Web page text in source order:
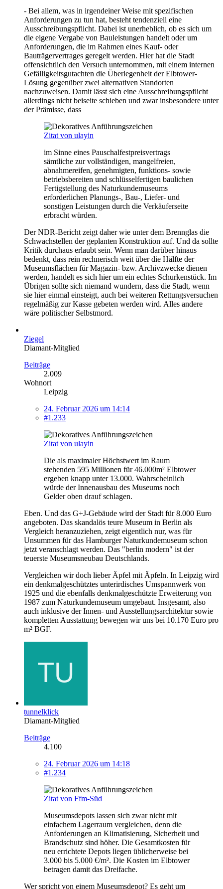
- Bei allem, was in irgendeiner Weise mit spezifischen
Anforderungen zu tun hat, besteht tendenziell eine
Ausschreibungspflicht. Dabei ist unerheblich, ob es sich um
die eigene Vergabe von Bauleistungen handelt oder um
Anforderungen, die im Rahmen eines Kauf- oder
Bauträgervertrages geregelt werden. Hier hat die Stadt
offensichtlich den Versuch unternommen, mit einem internen
Gefälligkeitsgutachten die Überlegenheit der Elbtower-
Lösung gegenüber zwei alternativen Standorten
nachzuweisen. Damit lässt sich eine Ausschreibungspflicht
allerdings nicht beiseite schieben und zwar insbesondere unter
der Prämisse, dass
Zitat von ulayin
im Sinne eines Pauschalfestpreisvertrags
sämtliche zur vollständigen, mangelfreien,
abnahmereifen, genehmigten, funktions- sowie
betriebsbereiten und schlüsselfertigen baulichen
Fertigstellung des Naturkundemuseums
erforderlichen Planungs-, Bau-, Liefer- und
sonstigen Leistungen durch die Verkäuferseite
erbracht würden.
Der NDR-Bericht zeigt daher wie unter dem Brennglas die
Schwachstellen der geplanten Konstruktion auf. Und da sollte
Kritik durchaus erlaubt sein. Wenn man darüber hinaus
bedenkt, dass rein rechnerisch weit über die Hälfte der
Museumsflächen für Magazin- bzw. Archivzwecke dienen
werden, handelt es sich hier um ein echtes Schurkenstück. Im
Übrigen sollte sich niemand wundern, dass die Stadt, wenn
sie hier einmal einsteigt, auch bei weiteren Rettungsversuchen
regelmäßig zur Kasse gebeten werden wird. Alles andere
wäre politischer Selbstmord.
Ziegel
Diamant-Mitglied
Beiträge
2.009
Wohnort
Leipzig
24. Februar 2026 um 14:14
#1.233
Zitat von ulayin
Die als maximaler Höchstwert im Raum
stehenden 595 Millionen für 46.000m² Elbtower
ergeben knapp unter 13.000. Wahrscheinlich
würde der Innenausbau des Museums noch
Gelder oben drauf schlagen.
Eben. Und das G+J-Gebäude wird der Stadt für 8.000 Euro
angeboten. Das skandalös teure Museum in Berlin als
Vergleich heranzuziehen, zeigt eigentlich nur, was für
Unsummen für das Hamburger Naturkundemuseum schon
jetzt veranschlagt werden. Das "berlin modern" ist der
teuerste Museumsneubau Deutschlands.
Vergleichen wir doch lieber Äpfel mit Äpfeln. In Leipzig wird
ein denkmalgeschütztes unterirdisches Umspannwerk von
1925 und die ebenfalls denkmalgeschützte Erweiterung von
1987 zum Naturkundemuseum umgebaut. Insgesamt, also
auch inklusive der Innen- und Ausstellungsarchitektur sowie
kompletten Ausstattung bewegen wir uns bei 10.170 Euro pro
m² BGF.
tunnelklick
Diamant-Mitglied
Beiträge
4.100
24. Februar 2026 um 14:18
#1.234
Zitat von Ffm-Süd
Museumsdepots lassen sich zwar nicht mit
einfachem Lagerraum vergleichen, denn die
Anforderungen an Klimatisierung, Sicherheit und
Brandschutz sind höher. Die Gesamtkosten für
neu errichtete Depots liegen üblicherweise bei
3.000 bis 5.000 €/m². Die Kosten im Elbtower
betragen damit das Dreifache.
Wer spricht von einem Museumsdepot? Es geht um